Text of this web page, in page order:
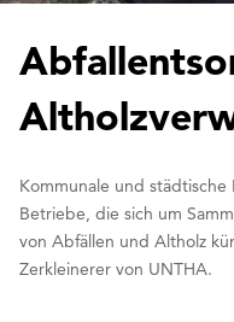
Kommunale und
Betriebe, die sich um
von Abfällen und Altholz
Zerkleinerer von UNTHA.